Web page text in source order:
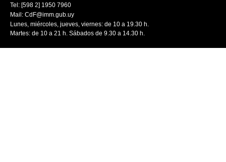
Tel: [598 2] 1950 7960
Mail: CdF@imm.gub.uy
Lunes, miércoles, jueves, viernes: de 10 a 19.30 h.
Martes: de 10 a 21 h. Sábados de 9.30 a 14.30 h.